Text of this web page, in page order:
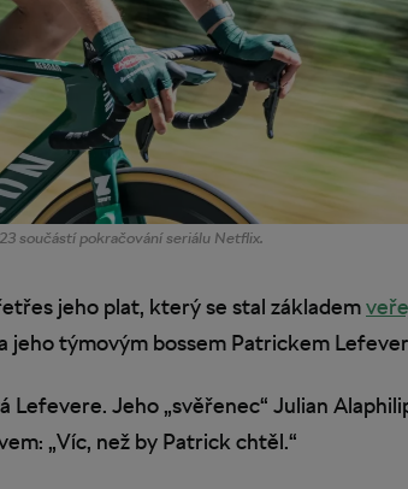
součástí pokračování seriálu Netflix.
jeho plat, který se stal základem
jeho týmovým bossem Patrickem
Lefevere. Jeho „svěřenec“ Julian
„Víc, než by Patrick chtěl.“